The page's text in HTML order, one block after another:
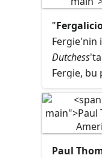
Ayrıca 36
vardır.
Küre En
"
Fergie'nin
Dutchess
Fergie, bu
yapmıştır.
Paul